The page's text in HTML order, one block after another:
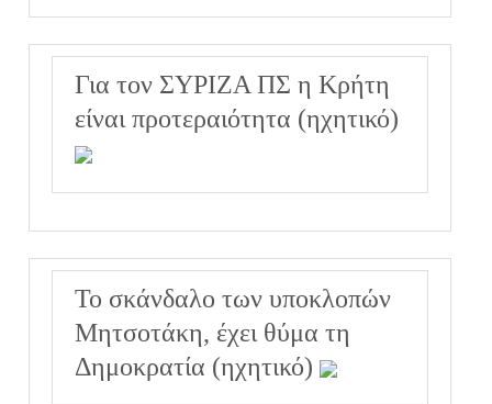
Για τον ΣΥΡΙΖΑ ΠΣ η Κρήτη
είναι προτεραιότητα (ηχητικό)
Το σκάνδαλο των υποκλοπών
Μητσοτάκη, έχει θύμα τη
Δημοκρατία (ηχητικό)